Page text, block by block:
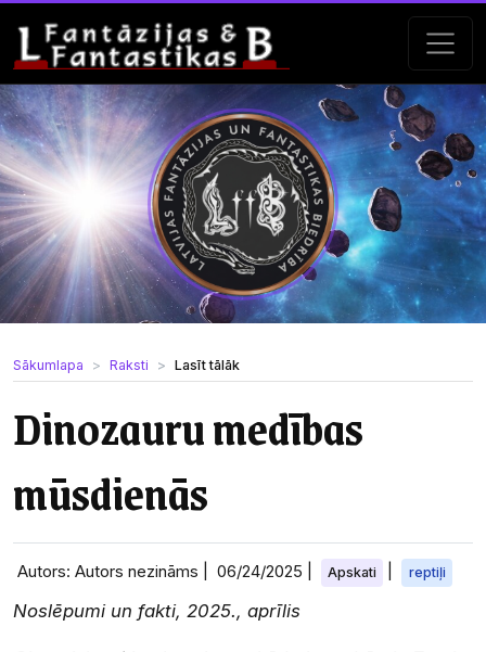
Sākumlapa Raksti Lasīt tālāk
Dinozauru medības
mūsdienās
Autors: Autors nezināms | 06/24/2025 Apskati reptiļi
Noslēpumi un fakti, 2025., aprīlis